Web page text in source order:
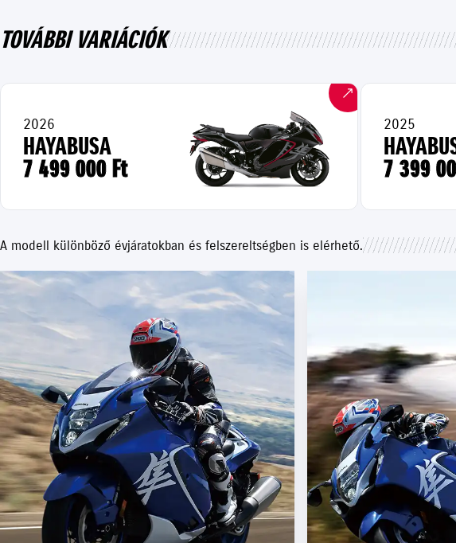
TOVÁBBI VARIÁCIÓK
2026
HAYABUSA
7 499 000 Ft
2025
7 399
A modell különböző évjáratokban és felszereltségben is elérhető.